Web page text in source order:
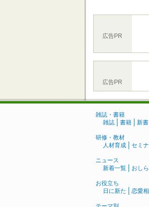
広告PR
広告PR
雑誌・書籍
雑誌
書籍 新書
研修・教材
人材育成
セミ
ニュース
新着一覧
おし
お役立ち
日に新た
恋愛